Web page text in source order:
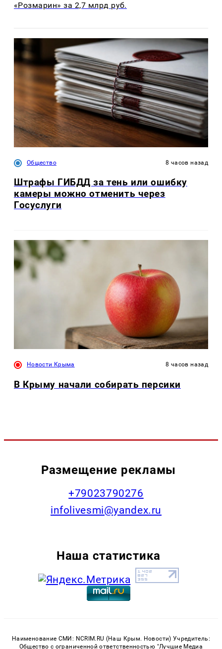
«Розмарин» за 2,7 млрд руб.
Общество 8 часов назад
Штрафы ГИБДД за тень или ошибку
камеры можно отменить через
Госуслуги
Новости Крыма 8 часов назад
В Крыму начали собирать персики
Размещение рекламы
+79023790276
infolivesmi@yandex.ru
Наша статистика
Наименование СМИ: NCRIM.RU (Наш Крым. Новости) Учредитель:
Общество с ограниченной ответственностью "Лучшие Медиа